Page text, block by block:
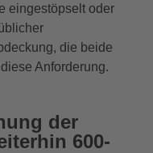
eingestöpselt oder
die beide
Anforderung.
der
600-